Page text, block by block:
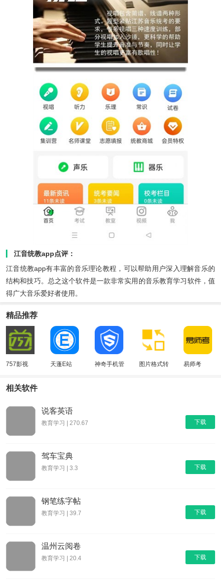
江音统教app点评：
江音统教app有丰富的音乐理论教程，可以帮助用户深入理解音乐的
结构和技巧。总之这个软件是一款非常实用的音乐教育学习软件，值
得广大音乐爱好者使用。
精品推荐
757影视 天蓬E站
神奇手机管
图片格式转
易师考
相关软件
下载
说客英语
教育学习 | 270.67
下载
驾车宝典
教育学习 | 3.3
下载
钢笔练字帖
教育学习 | 39.7
下载
温州云阅卷
教育学习 | 20.4